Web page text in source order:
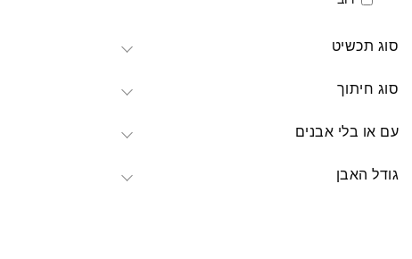
סוג תכשיט
סוג חיתוך
עם או בלי אבנים
גודל האבן